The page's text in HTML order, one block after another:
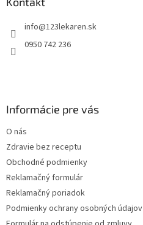
info@123lekaren.sk
0950 742 236
Informácie pre vás
O nás
Zdravie bez receptu
Obchodné podmienky
Reklamačný formulár
Reklamačný poriadok
Podmienky ochrany osobných údajov